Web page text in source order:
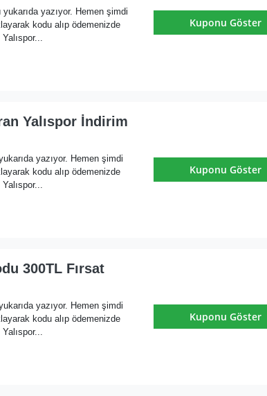
yazıyor. Hemen şimdi
kodu alıp ödemenizde
Kuponu Göster
Yalıspor İndirim
yazıyor. Hemen şimdi
kodu alıp ödemenizde
Kuponu Göster
300TL Fırsat
yazıyor. Hemen şimdi
kodu alıp ödemenizde
Kuponu Göster